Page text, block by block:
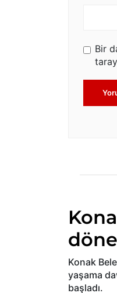
Bir
Konak
yaşama
başladı.